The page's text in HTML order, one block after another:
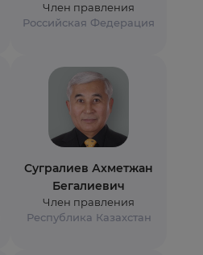
Член правления
Российская Федерация
Сугралиев Ахметжан
Бегалиевич
Член правления
Республика Казахстан